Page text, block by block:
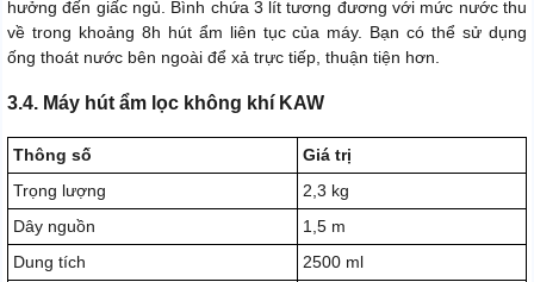
hưởng đến giấc ngủ. Bình chứa 3 lít tương đương với mức nước thu
về trong khoảng 8h hút ẩm liên tục của máy. Bạn có thể sử dụng
ống thoát nước bên ngoài để xả trực tiếp, thuận tiện hơn.
3.4. Máy hút ẩm lọc không khí KAW
Thông số
Giá trị
Trọng lượng
2,3 kg
Dây nguồn
1,5 m
Dung tích
2500 ml